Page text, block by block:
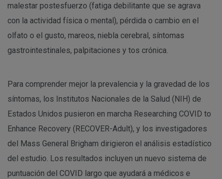
malestar postesfuerzo (fatiga debilitante que se agrava
con la actividad física o mental), pérdida o cambio en el
olfato o el gusto, mareos, niebla cerebral, síntomas
gastrointestinales, palpitaciones y tos crónica.
Para comprender mejor la prevalencia y la gravedad de los
síntomas, los Institutos Nacionales de la Salud (NIH) de
Estados Unidos pusieron en marcha Researching COVID to
Enhance Recovery (RECOVER-Adult), y los investigadores
del Mass General Brigham dirigieron el análisis estadístico
del estudio. Los resultados incluyen un nuevo sistema de
puntuación del COVID largo que ayudará a médicos e